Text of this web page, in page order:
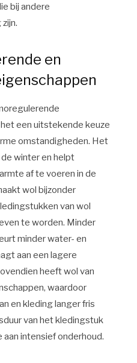
bij andere
en
een uitstekende keuze
omstandigheden. Het
winter en helpt
af te voeren in de
wol bijzonder
van wol
te worden. Minder
minder water- en
aan een lagere
heeft wol van
waardoor
en kleding langer fris
van het kledingstuk
intensief onderhoud.